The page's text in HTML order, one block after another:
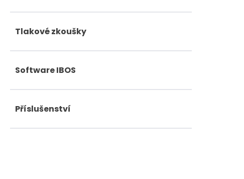
Tlakové zkoušky
Software IBOS
Příslušenství